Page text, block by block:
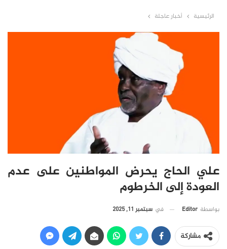
الرئيسية أخبار عاجلة
علي الحاج يحرض المواطنين على عدم
العودة إلى الخرطوم
بواسطة Editor في سبتمبر 11, 2025
مشاركة